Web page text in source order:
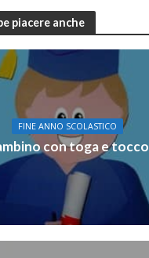
piacere anche
FINE ANNO SCOLASTICO
con toga e tocco